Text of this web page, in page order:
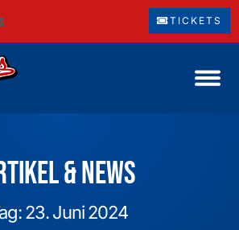
TICKETS
& News
23. Juni 2024